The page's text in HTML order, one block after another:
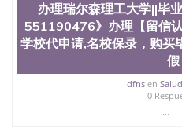
材料； 3、留服注册申请账
交时间，公司人员陪同客户
料； 5、等待结果，完成结
6、客户确认收到结果，付
学院的毕业证成绩单所使
结构（包括：水印，阴影底
银，LOGO烫金烫银复合重
镭射，紫外荧光，温感，复
办理瑞尔森理工大学||毕
551190476》办理【留信
学校代申请,名校保录，购买
假
dfnsen
0
...